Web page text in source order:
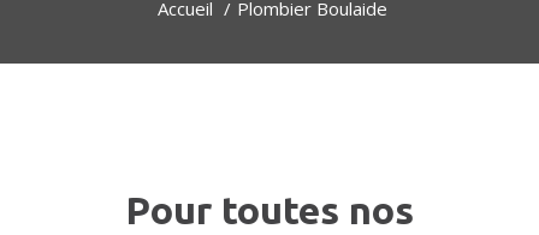
Accueil Plombier Boulaide
Pour toutes nos